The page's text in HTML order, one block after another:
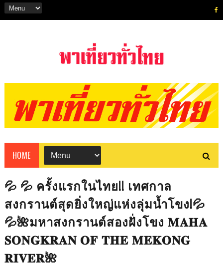
HOME
💦 💦 ครั้งแรกในไทย!! เทศกาล
สงกรานต์สุดยิ่งใหญ่แห่งลุ่มน้ำโขง!💦
💦🌺มหาสงกรานต์สองฝั่งโขง 𝐌𝐀𝐇𝐀
𝐒𝐎𝐍𝐆𝐊𝐑𝐀𝐍 𝐎𝐅 𝐓𝐇𝐄 𝐌𝐄𝐊𝐎𝐍𝐆
𝐑𝐈𝐕𝐄𝐑🌺